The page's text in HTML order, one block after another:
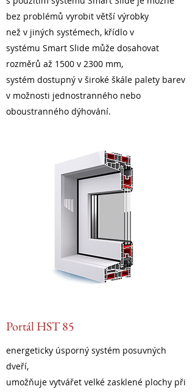
bez problémů vyrobit větší výrobky
než v jiných systémech, křídlo v
systému Smart Slide může dosahovat
rozměrů až 1500 v 2300 mm,
systém dostupný v široké škále palety barev
v možnosti jednostranného nebo
oboustranného dýhování.
Portál HST 85
energeticky úsporný systém posuvných
dveří,
umožňuje vytvářet velké zasklené plochy při